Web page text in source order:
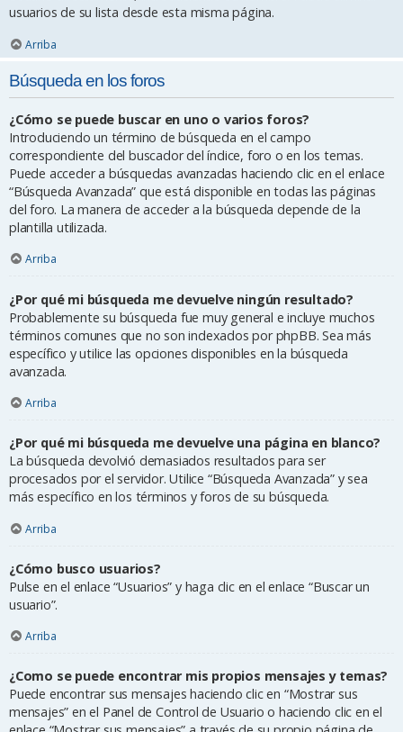
usuarios de su lista desde esta misma página.
Arriba
Búsqueda en los foros
¿Cómo se puede buscar en uno o varios foros?
Introduciendo un término de búsqueda en el campo
correspondiente del buscador del índice, foro o en los temas.
Puede acceder a búsquedas avanzadas haciendo clic en el enlace
“Búsqueda Avanzada” que está disponible en todas las páginas
del foro. La manera de acceder a la búsqueda depende de la
plantilla utilizada.
Arriba
¿Por qué mi búsqueda me devuelve ningún resultado?
Probablemente su búsqueda fue muy general e incluye muchos
términos comunes que no son indexados por phpBB. Sea más
específico y utilice las opciones disponibles en la búsqueda
avanzada.
Arriba
¿Por qué mi búsqueda me devuelve una página en blanco?
La búsqueda devolvió demasiados resultados para ser
procesados por el servidor. Utilice “Búsqueda Avanzada” y sea
más específico en los términos y foros de su búsqueda.
Arriba
¿Cómo busco usuarios?
Pulse en el enlace “Usuarios” y haga clic en el enlace “Buscar un
usuario”.
Arriba
¿Como se puede encontrar mis propios mensajes y temas?
Puede encontrar sus mensajes haciendo clic en “Mostrar sus
mensajes” en el Panel de Control de Usuario o haciendo clic en el